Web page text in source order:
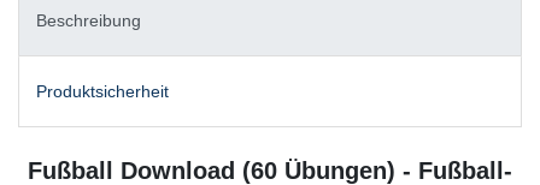
Beschreibung
Produktsicherheit
Fußball Download (60 Übungen) - Fußball-